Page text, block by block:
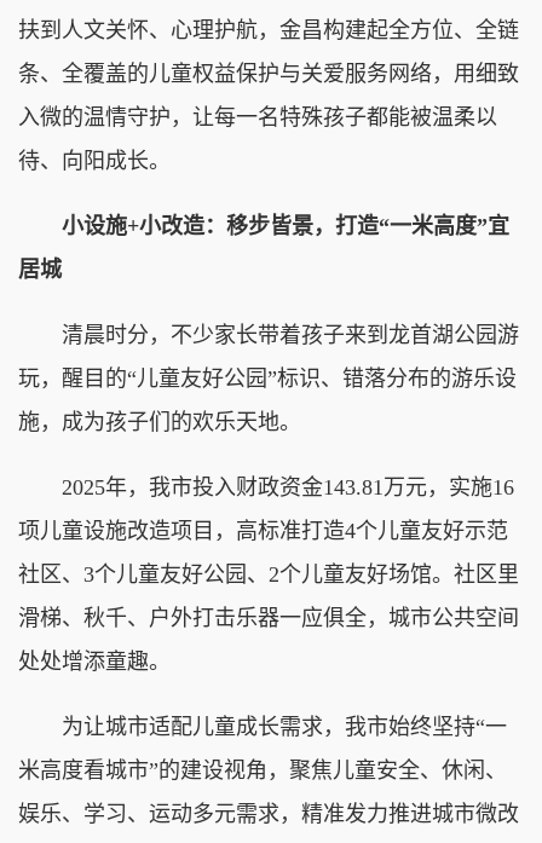
扶到人文关怀、心理护航，金昌构建起全方位、全链
条、全覆盖的儿童权益保护与关爱服务网络，用细致
入微的温情守护，让每一名特殊孩子都能被温柔以
待、向阳成长。
小设施+小改造：移步皆景，打造“一米高度”宜
居城
清晨时分，不少家长带着孩子来到龙首湖公园游
玩，醒目的“儿童友好公园”标识、错落分布的游乐设
施，成为孩子们的欢乐天地。
2025年，我市投入财政资金143.81万元，实施16
项儿童设施改造项目，高标准打造4个儿童友好示范
社区、3个儿童友好公园、2个儿童友好场馆。社区里
滑梯、秋千、户外打击乐器一应俱全，城市公共空间
处处增添童趣。
为让城市适配儿童成长需求，我市始终坚持“一
米高度看城市”的建设视角，聚焦儿童安全、休闲、
娱乐、学习、运动多元需求，精准发力推进城市微改